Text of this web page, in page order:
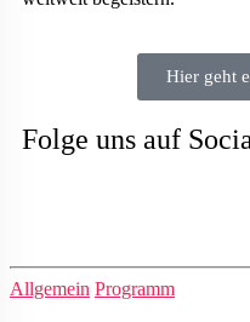
Hier geht
Folge uns auf
Allgemein Programm